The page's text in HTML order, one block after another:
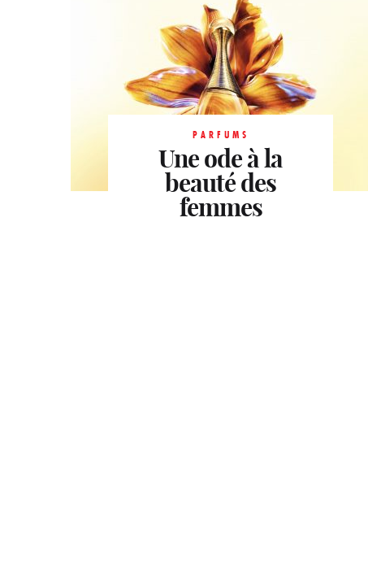
PARFUMS
Une ode à la
beauté des
femmes
PARFUMS
La lavande en
majesté
PARFUMS
Opulence et luxe